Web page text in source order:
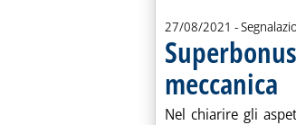
27/08/2021 -
meccanica
Nel chiarire gli